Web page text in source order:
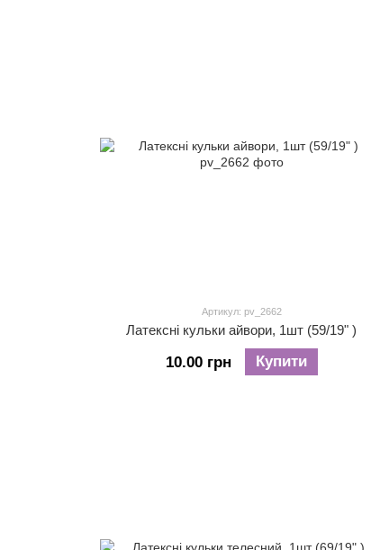
Артикул: pv_2662
Латексні кульки айвори, 1шт (59/19" )
10.00 грн Купити